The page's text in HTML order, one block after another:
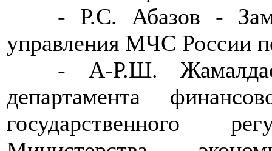
- Р.С. Абазов -
управления МЧС России
- А-Р.Ш.
департамента
государственного